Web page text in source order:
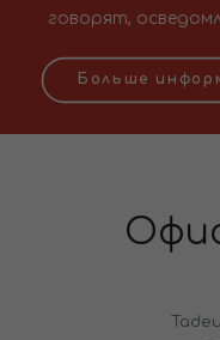
говорят,
Больше